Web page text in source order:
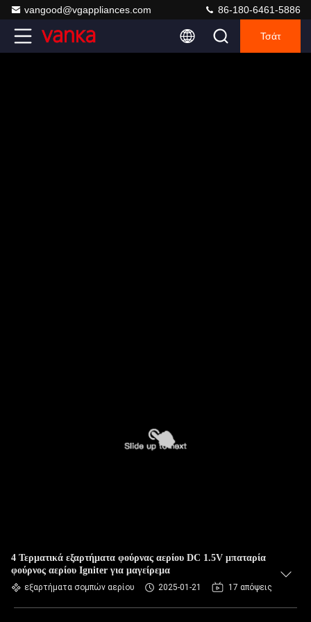
vangood@vgappliances.com 86-180-6461-5886
Τσάτ
4 Τερματικά εξαρτήματα φούρνας αερίου DC 1.5V μπαταρία
φούρνος αερίου Igniter για μαγείρεμα
εξαρτήματα σομπών αερίου 2025-01-21 17 απόψεις